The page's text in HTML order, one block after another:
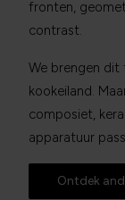
fronten,
contrast.
We brengen dit
kookeiland.
composiet,
apparatuur
Ontdek